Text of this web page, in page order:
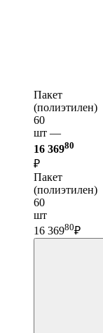
Пакет
(полиэтилен)
60
шт —
16 36980
₽
Пакет
(полиэтилен)
60
шт
16 36980₽